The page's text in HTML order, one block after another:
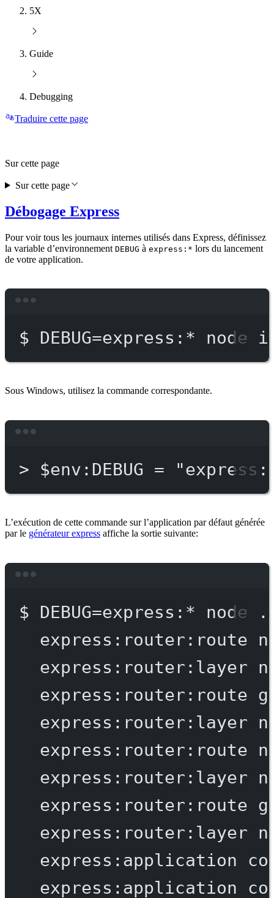
5X
Guide
Debugging
Traduire cette page
Débogage Express
Pour voir tous les journaux internes utilisés dans Express, définissez
la variable d’environnement DEBUG à express:* lors du lancement
de votre application.
$ DEBUG=express: * node
Sous Windows, utilisez la commande correspondante.
> $env:DEBUG =
L’exécution de cette commande sur l’application par défaut générée
par le générateur express affiche la sortie suivante:
$ DEBUG=express: * node
express:router:route
express:router:layer
express:router:route
express:router:layer
express:router:route
express:router:layer
express:router:route
express:router:layer
express:application
express:application
Sur cette page
Sur cette page